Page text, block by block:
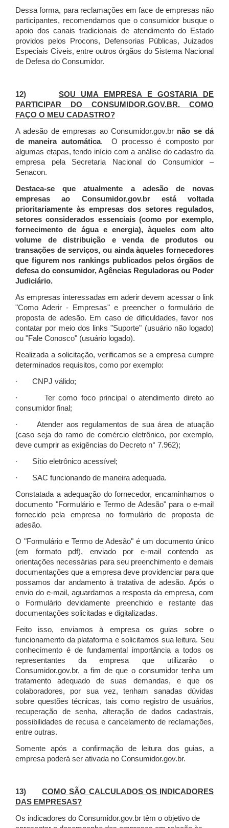
Dessa forma, para reclamações em face de empresas não
participantes, recomendamos que o consumidor busque o
apoio dos canais tradicionais de atendimento do Estado
providos pelos Procons, Defensorias Públicas, Juizados
Especiais Cíveis, entre outros órgãos do Sistema Nacional
de Defesa do Consumidor.
12) SOU UMA EMPRESA E GOSTARIA DE
PARTICIPAR DO CONSUMIDOR.GOV.BR. COMO
FAÇO O MEU CADASTRO?
A adesão de empresas ao Consumidor.gov.br não se dá
de maneira automática. O processo é composto por
algumas etapas, tendo início com a análise do cadastro da
empresa pela Secretaria Nacional do Consumidor –
Senacon.
Destaca-se que atualmente a adesão de novas
empresas ao Consumidor.gov.br está voltada
prioritariamente às empresas dos setores regulados,
setores considerados essenciais (como por exemplo,
fornecimento de água e energia), àqueles com alto
volume de distribuição e venda de produtos ou
transações de serviços, ou ainda àqueles fornecedores
que figurem nos rankings publicados pelos órgãos de
defesa do consumidor, Agências Reguladoras ou Poder
Judiciário.
As empresas interessadas em aderir devem acessar o link
"Como Aderir - Empresas" e preencher o formulário de
proposta de adesão. Em caso de dificuldades, favor nos
contatar por meio dos links "Suporte" (usuário não logado)
ou "Fale Conosco" (usuário logado).
Realizada a solicitação, verificamos se a empresa cumpre
determinados requisitos, como por exemplo:
· CNPJ válido;
· Ter como foco principal o atendimento direto ao
consumidor final;
· Atender aos regulamentos de sua área de atuação
(caso seja do ramo de comércio eletrônico, por exemplo,
deve cumprir as exigências do Decreto n° 7.962);
· Sítio eletrônico acessível;
· SAC funcionando de maneira adequada.
Constatada a adequação do fornecedor, encaminhamos o
documento "Formulário e Termo de Adesão" para o e-mail
fornecido pela empresa no formulário de proposta de
adesão.
O "Formulário e Termo de Adesão" é um documento único
(em formato pdf), enviado por e-mail contendo as
orientações necessárias para seu preenchimento e demais
documentações que a empresa deve providenciar para que
possamos dar andamento à tratativa de adesão. Após o
envio do e-mail, aguardamos a resposta da empresa, com
o Formulário devidamente preenchido e restante das
documentações solicitadas e digitalizadas.
Feito isso, enviamos à empresa os guias sobre o
funcionamento da plataforma e solicitamos sua leitura. Seu
conhecimento é de fundamental importância a todos os
representantes da empresa que utilizarão o
Consumidor.gov.br, a fim de que o consumidor tenha um
tratamento adequado de suas demandas, e que os
colaboradores, por sua vez, tenham sanadas dúvidas
sobre questões técnicas, tais como registro de usuários,
recuperação de senha, alteração de dados cadastrais,
possibilidades de recusa e cancelamento de reclamações,
entre outras.
Somente após a confirmação de leitura dos guias, a
empresa poderá ser ativada no Consumidor.gov.br.
13)COMO SÃO CALCULADOS OS INDICADORES
DAS EMPRESAS?
Os indicadores do Consumidor.gov.br têm o objetivo de